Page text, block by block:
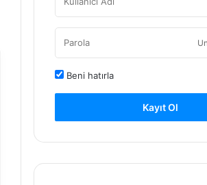
Beni hatırla
Kayıt Ol